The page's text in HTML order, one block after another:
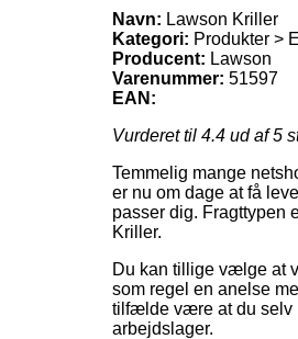
Navn: Lawson Kriller
Kategori: Produkter >
Producent: Lawson
Varenummer: 51597
EAN:
Vurderet til 4.4 ud af 5
Temmelig mange
er nu om dage at få
passer dig. Fragttypen
Kriller.
Du kan tillige vælge at
som regel en anelse
tilfælde være at du selv
arbejdslager.